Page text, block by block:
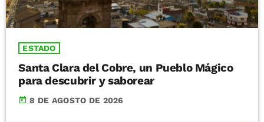
ESTADO
Santa Clara del Cobre, un Pueblo Mágico
para descubrir y saborear
today 8 DE AGOSTO DE 2026